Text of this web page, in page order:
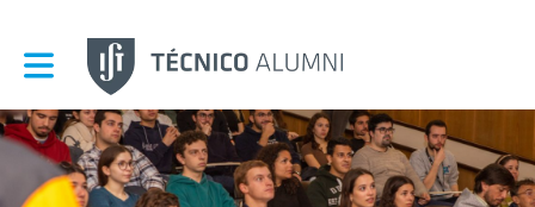
Toggle main navigation